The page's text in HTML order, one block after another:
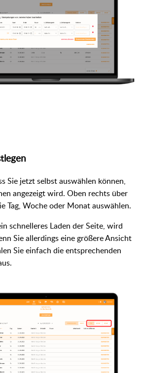
Sie jetzt selbst auswählen können,
angezeigt wird. Oben rechts über
Tag, Woche oder Monat auswählen.
schnelleres Laden der Seite, wird
Sie allerdings eine größere Ansicht
Sie einfach die entsprechenden